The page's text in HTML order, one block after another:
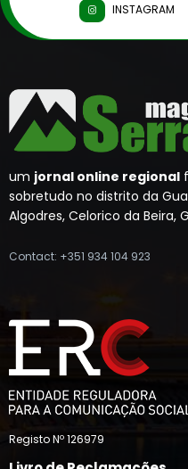
INSTAGRAM
um jornal online regional
sobretudo no distrito da
Algodres, Celorico da Beira,
Contact: +351 934 104 923
Registo Nº 126979